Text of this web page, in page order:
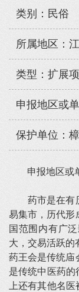
类别：民俗
所属地区：
类型：扩展
申报地区或
保护单位：
申报地区或
药市是在有历
易集市，历代形
国范围内有广
大，交易活跃的
药王会是传统庙
是传统中医药的
上还有其他名